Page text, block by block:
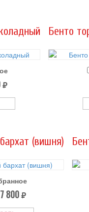
руб.
Бенто
(вишня)
7 800 руб.